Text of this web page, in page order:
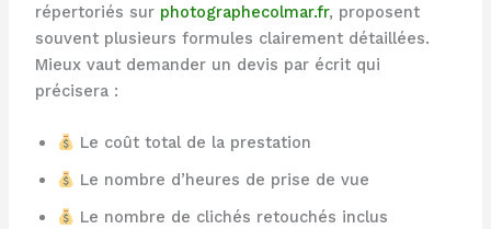
répertoriés sur photographecolmar.fr, proposent
souvent plusieurs formules clairement détaillées.
Mieux vaut demander un devis par écrit qui
précisera :
Le coût total de la prestation
Le nombre d’heures de prise de vue
Le nombre de clichés retouchés inclus